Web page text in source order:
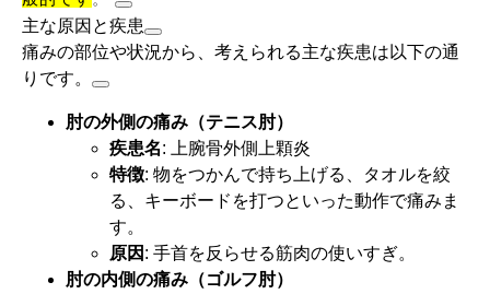
主な原因と疾患
痛みの部位や状況から、考えられる主な疾患は以下の通
りです。
肘の外側の痛み（テニス肘）
疾患名: 上腕骨外側上顆炎
特徴: 物をつかんで持ち上げる、タオルを絞
る、キーボードを打つといった動作で痛みま
す。
原因 : 手首を反らせる筋肉の使いすぎ。
肘の内側の痛み（ゴルフ肘）